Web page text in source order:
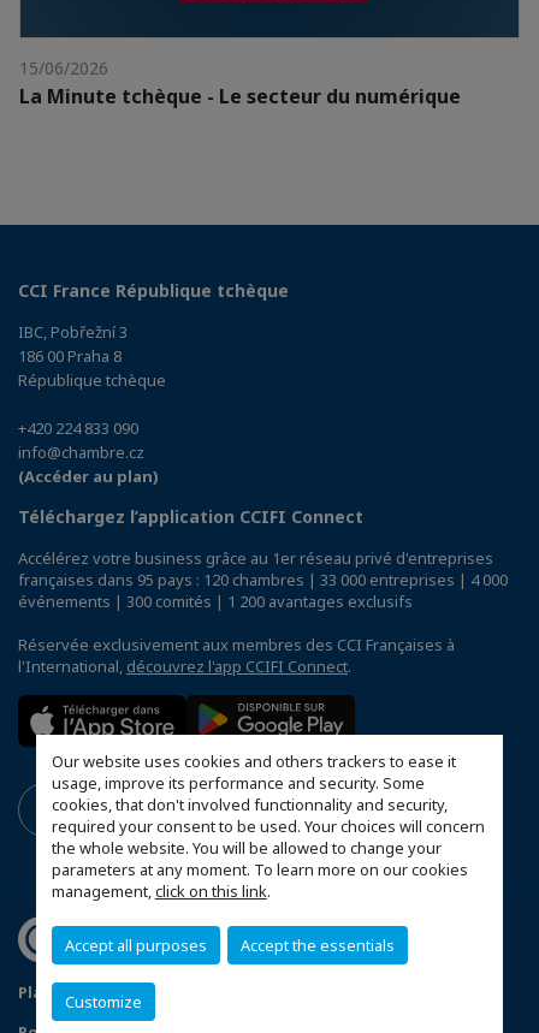
Our website uses cookies and others trackers to ease it
usage, improve its performance and security. Some
cookies, that don't involved functionnality and security,
required your consent to be used. Your choices will concern
the whole website. You will be allowed to change your
parameters at any moment. To learn more on our cookies
management,click on this link.
Accept all purposes Accept the essentials
Customize
15/06/2026
La Minute tchèque - Le secteur du numérique
CCI France République tchèque
IBC, Pobřežní 3
186 00 Praha 8
République tchèque
+420 224 833 090
info@chambre.cz
(Accéder au plan)
Téléchargez l’application CCIFI Connect
Accélérez votre business grâce au 1er réseau privé d'entreprises
françaises dans 95 pays : 120 chambres | 33 000 entreprises | 4 000
événements | 300 comités | 1 200 avantages exclusifs
Réservée exclusivement aux membres des CCI Françaises à
l'International, découvrez l'app CCIFI Connect.
Plan du site Statuts de la CCFT